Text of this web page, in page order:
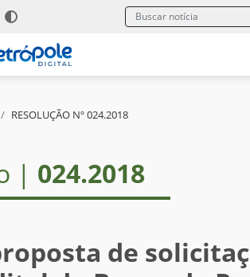
RESOLUÇÃO Nº 024.2018
| 024.2018
de